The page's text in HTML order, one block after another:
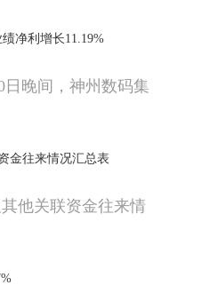
净利增长11.19%
晚间，神州数码集
金往来情况汇总表
他关联资金往来情